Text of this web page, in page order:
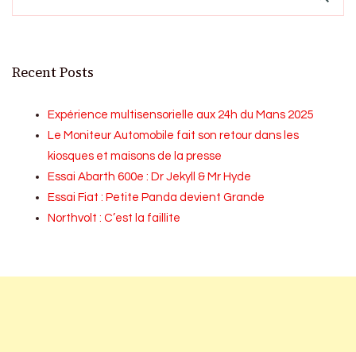
Recent Posts
Expérience multisensorielle aux 24h du Mans 2025
Le Moniteur Automobile fait son retour dans les
kiosques et maisons de la presse
Essai Abarth 600e : Dr Jekyll & Mr Hyde
Essai Fiat : Petite Panda devient Grande
Northvolt : C’est la faillite